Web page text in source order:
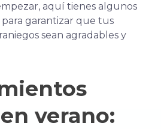
aquí tienes algunos
para garantizar que tus
sean agradables y
verano: